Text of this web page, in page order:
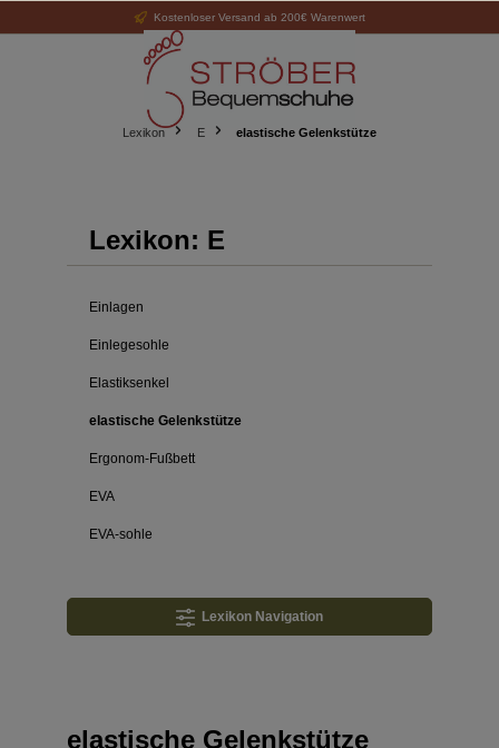
Kostenloser Versand ab 200€ Warenwert
Lexikon E elastische Gelenkstütze
Lexikon: E
Einlagen
Einlegesohle
Elastiksenkel
elastische Gelenkstütze
Ergonom-Fußbett
EVA
EVA-sohle
Lexikon Navigation
elastische Gelenkstütze